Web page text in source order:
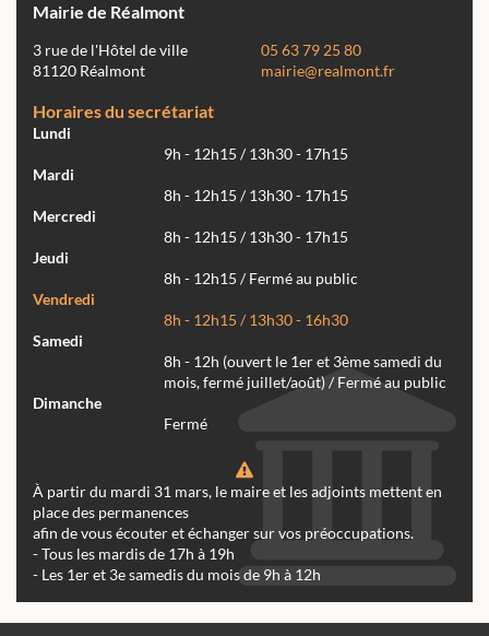
Mairie de Réalmont
3 rue de l'Hôtel de ville
81120 Réalmont
05 63 79 25 80
mairie@realmont.fr
Horaires du secrétariat
Lundi
9h - 12h15 / 13h30 - 17h15
Mardi
8h - 12h15 / 13h30 - 17h15
Mercredi
8h - 12h15 / 13h30 - 17h15
Jeudi
8h - 12h15 / Fermé au public
Vendredi
8h - 12h15 / 13h30 - 16h30
Samedi
8h - 12h (ouvert le 1er et 3ème samedi du
mois, fermé juillet/août) / Fermé au public
Dimanche
Fermé
À partir du mardi 31 mars, le maire et les adjoints mettent en
place des permanences
afin de vous écouter et échanger sur vos préoccupations.
- Tous les mardis de 17h à 19h
- Les 1er et 3e samedis du mois de 9h à 12h